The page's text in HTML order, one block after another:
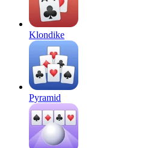
Klondike
Pyramid